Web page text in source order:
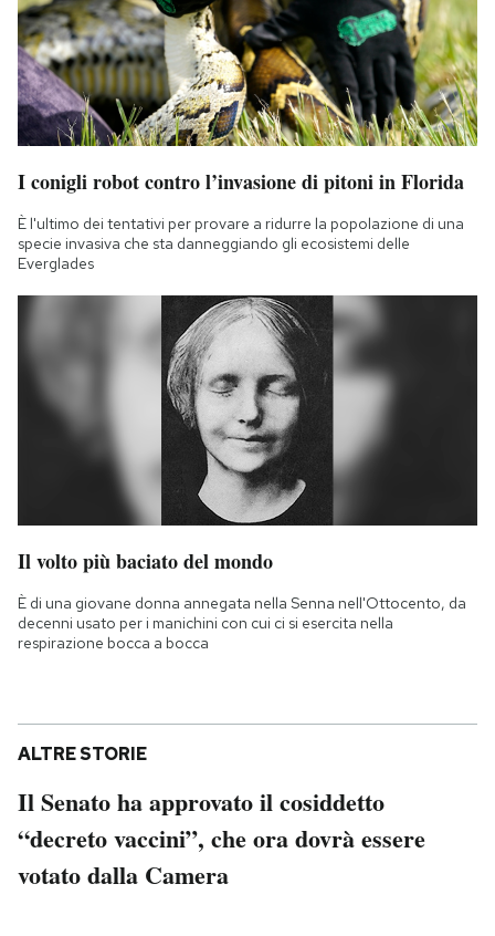
I conigli robot contro l’invasione di pitoni in Florida
È l'ultimo dei tentativi per provare a ridurre la popolazione di una
specie invasiva che sta danneggiando gli ecosistemi delle
Everglades
Il volto più baciato del mondo
È di una giovane donna annegata nella Senna nell'Ottocento, da
decenni usato per i manichini con cui ci si esercita nella
respirazione bocca a bocca
ALTRE STORIE
Il Senato ha approvato il cosiddetto
“decreto vaccini”, che ora dovrà essere
votato dalla Camera